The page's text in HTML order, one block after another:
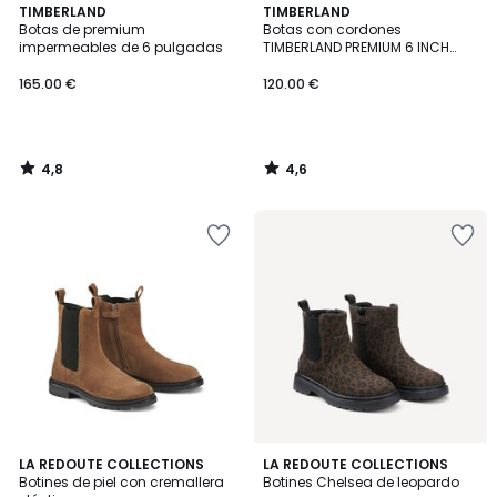
TIMBERLAND
Botas de premium
impermeables de 6 pulgadas
165.00 €
4,8
/ 5
4,8
/
TIMBERLAND
Botas con cordones
TIMBERLAND PREMIUM 6 INCH
120.00 €
4,6
/ 5
4,6
/
LA REDOUTE COLLECTIONS
Botines de piel con cremallera
4,2
/ 5
LA REDOUTE COLLECTIONS
Botines Chelsea de leopardo
4,7
/ 5